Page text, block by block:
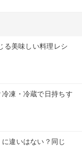
る美味しい料理レシ
凍・冷蔵で日持ちす
に違いはない？同じ